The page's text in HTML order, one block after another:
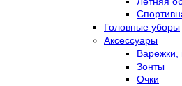
Головные уборы
Аксессуары
Варежки,
Зонты
Очки